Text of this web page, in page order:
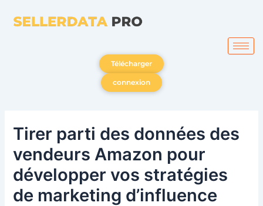
Télécharger
connexion
Tirer parti des données des
vendeurs Amazon pour
développer vos stratégies
de marketing d’influence